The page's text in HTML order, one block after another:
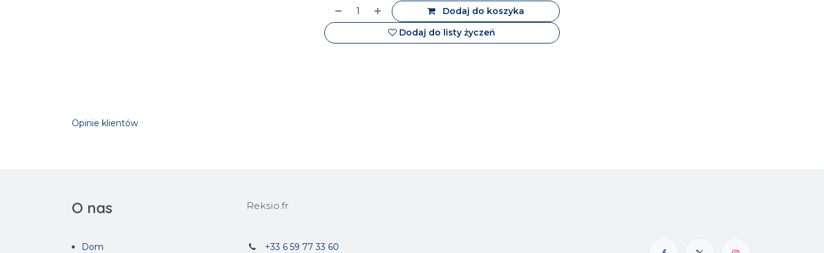
Dodaj do koszyka
Dodaj do listy życzeń
Opinie klientów
O nas Reksio.fr
Dom +33 6 59 77 33 60